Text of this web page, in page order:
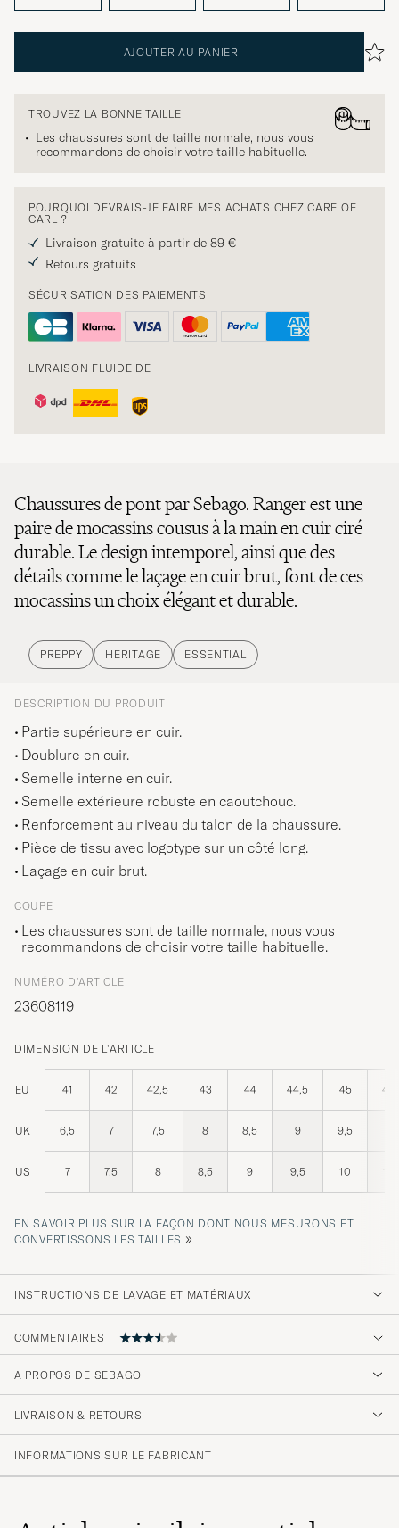
AJOUTER AU PANIER
TROUVEZ LA BONNE TAILLE
Les chaussures sont de taille normale, nous vous
recommandons de choisir votre taille habituelle.
POURQUOI DEVRAIS-JE FAIRE MES ACHATS CHEZ CARE OF
CARL ?
Livraison gratuite à partir de 89 €
Retours gratuits
SÉCURISATION DES PAIEMENTS
LIVRAISON FLUIDE DE
Chaussures de pont par Sebago. Ranger est une
paire de mocassins cousus à la main en cuir ciré
durable. Le design intemporel, ainsi que des
détails comme le laçage en cuir brut, font de ces
mocassins un choix élégant et durable.
PREPPY HERITAGE ESSENTIAL
DESCRIPTION DU PRODUIT
Partie supérieure en cuir.
Doublure en cuir.
Semelle interne en cuir.
Semelle extérieure robuste en caoutchouc.
Renforcement au niveau du talon de la chaussure.
Pièce de tissu avec logotype sur un côté long.
Laçage en cuir brut.
COUPE
Les chaussures sont de taille normale, nous vous
recommandons de choisir votre taille habituelle.
NUMÉRO D'ARTICLE
23608119
DIMENSION DE L'ARTICLE
EU 41 42 42,5 43 44 44,5 45
UK 6,5 7 7,5 8 8,5 9 9,5
US 7 7,5 8 8,5 9 9,5 10
EN SAVOIR PLUS SUR LA FAÇON DONT NOUS MESURONS ET
CONVERTISSONS LES TAILLES »
INSTRUCTIONS DE LAVAGE ET MATÉRIAUX
COMMENTAIRES
Som forventet. Flotte sko!
BENT I ACHETÉ LE SUR CAREOFCARL.NO
A PROPOS DE SEBAGO
LIVRAISON & RETOURS
INFORMATIONS SUR LE FABRICANT